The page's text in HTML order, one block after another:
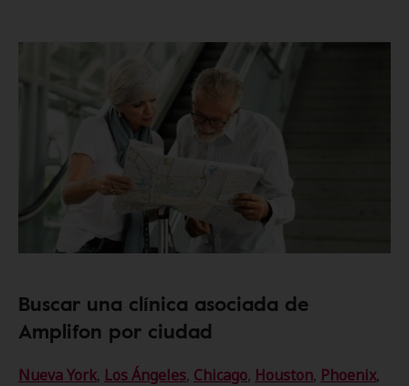
Buscar una clínica asociada de
Amplifon por ciudad
Nueva York, Los Ángeles, Chicago, Houston, Phoenix,